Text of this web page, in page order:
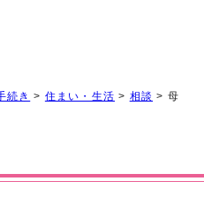
続き > 住まい・生活 > 相談 > 母